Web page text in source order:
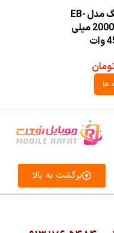
پاوربانک سامسونگ مدل EB-
P4520 ظرفیت 20000 میلی
ها
برگشت به بالا